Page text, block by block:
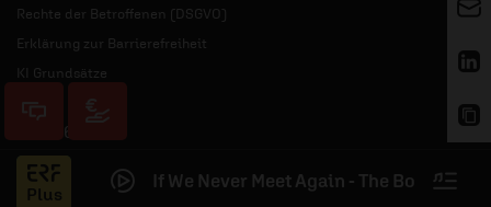
Rechte der Betroffenen (DSGVO)
Erklärung zur Barrierefreiheit
KI Grundsätze
© 2026 ERF
Jess
Plus
If We Never Meet Again - The Booth